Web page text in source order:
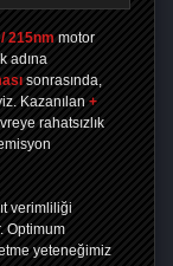
215nm motor
adına
sonrasında,
Kazanılan +
rahatsızlık
verimliliği
Optimum
yeteneğimiz